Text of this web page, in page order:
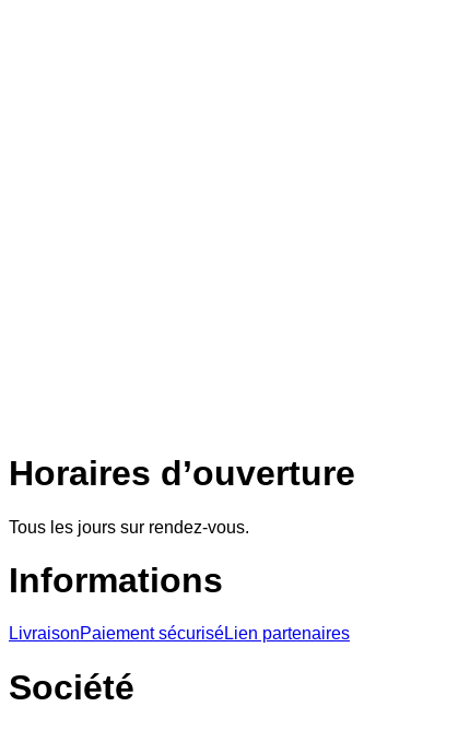
Horaires d’ouverture
Tous les jours sur rendez-vous.
Informations
LivraisonPaiement sécuriséLien partenaires
Société